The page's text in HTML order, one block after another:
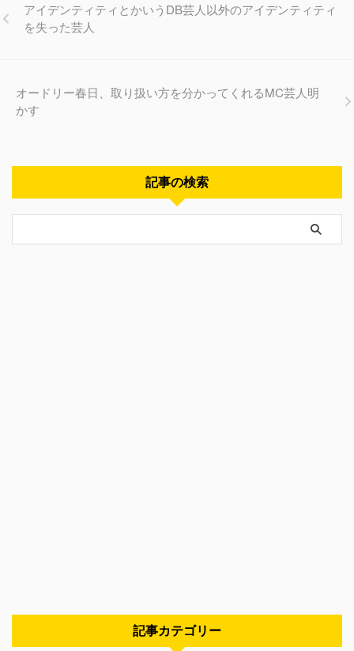
アイデンティティとかいうDB芸人以外のアイデンティティ
を失った芸人
オードリー春日、取り扱い方を分かってくれるMC芸人明
かす
記事の検索
記事カテゴリー